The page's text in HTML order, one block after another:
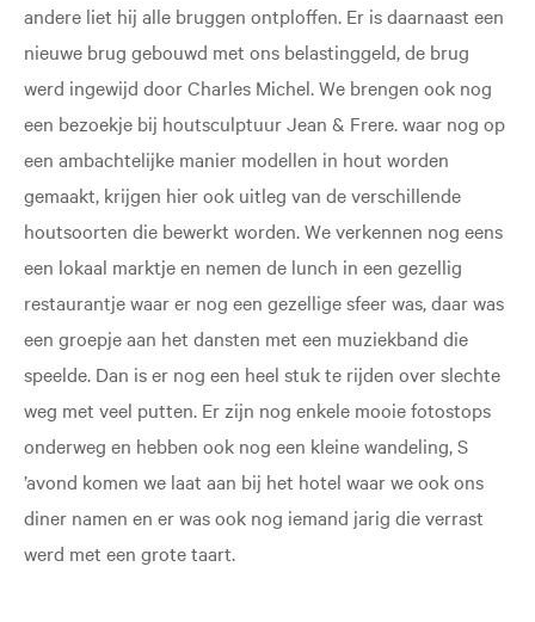
andere liet hij alle bruggen ontploffen. Er is daarnaast een
nieuwe brug gebouwd met ons belastinggeld, de brug
werd ingewijd door Charles Michel. We brengen ook nog
een bezoekje bij houtsculptuur Jean & Frere. waar nog op
een ambachtelijke manier modellen in hout worden
gemaakt, krijgen hier ook uitleg van de verschillende
houtsoorten die bewerkt worden. We verkennen nog eens
een lokaal marktje en nemen de lunch in een gezellig
restaurantje waar er nog een gezellige sfeer was, daar was
een groepje aan het dansten met een muziekband die
speelde. Dan is er nog een heel stuk te rijden over slechte
weg met veel putten. Er zijn nog enkele mooie fotostops
onderweg en hebben ook nog een kleine wandeling, S
’avond komen we laat aan bij het hotel waar we ook ons
diner namen en er was ook nog iemand jarig die verrast
werd met een grote taart.